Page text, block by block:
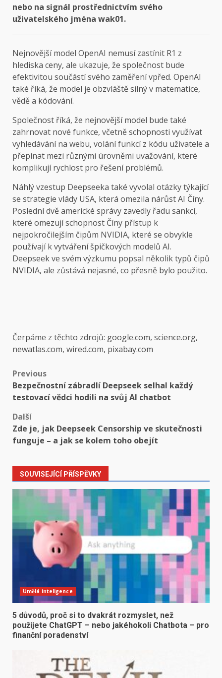
nebo na signál prostřednictvím svého
uživatelského jména wak01.
Nejnovější model OpenAI nemusí zastínit R1 z
hlediska ceny, ale ukazuje, že společnost bude
efektivitou součástí svého zaměření vpřed. OpenAI
také říká, že model je obzvláště silný v matematice,
vědě a kódování.
Společnost říká, že nejnovější model bude také
zahrnovat nové funkce, včetně schopnosti využívat
vyhledávání na webu, volání funkcí z kódu uživatele a
přepínat mezi různými úrovněmi uvažování, které
komplikují rychlost pro řešení problémů.
Náhlý vzestup Deepseeka také vyvolal otázky týkající
se strategie vlády USA, která omezila nárůst AI Číny.
Poslední dvě americké správy zavedly řadu sankcí,
které omezují schopnost Číny přístup k
nejpokročilejším čipům NVIDIA, které se obvykle
používají k vytváření špičkových modelů AI.
Deepseek ve svém výzkumu popsal několik typů čipů
NVIDIA, ale zůstává nejasné, co přesně bylo použito.
Čerpáme z těchto zdrojů: google.com, science.org,
newatlas.com, wired.com, pixabay.com
Post
navigation
Previous
Bezpečnostní zábradlí Deepseek selhal každý
testovací vědci hodili na svůj AI chatbot
Další
Zde je, jak Deepseek Censorship ve skutečnosti
funguje – a jak se kolem toho obejít
SOUVISEJÍCÍ PŘÍSPĚVKY
Umělá inteligence
5 důvodů, proč si to dvakrát rozmyslet, než
použijete ChatGPT – nebo jakéhokoli Chatbota – pro
finanční poradenství